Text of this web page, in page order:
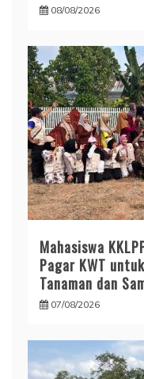
08/08/2026
Mahasiswa
Pagar KWT
Tanaman dan
07/08/2026